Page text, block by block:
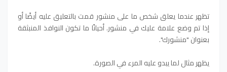
تظهر عندما يعلق شخص ما على منشور قمت بالتعليق عليه أيضًا أو
إذا تم وضع علامة عليك في منشور. أحيانًا ما تكون النوافذ المنبثقة
بعنوان "منشورك".
يظهر مثال لما يبدو عليه المرء في الصورة.